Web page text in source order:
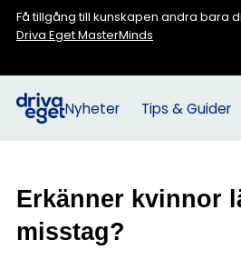
Få tillgång till kunskapen andra bara
Driva Eget MasterMinds
Nyheter Tips & Guider
Erkänner kvinnor
misstag?